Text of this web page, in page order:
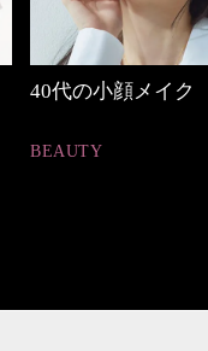
優木まおみさん「